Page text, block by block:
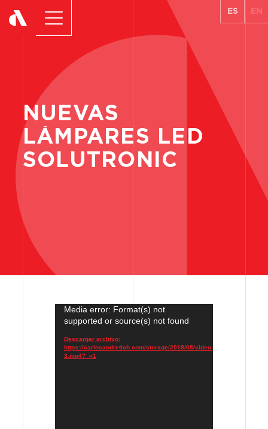
ES EN
NUEVAS
LÁMPARES
LED
SOLUTRONIC
Reproductor
de
vídeo
Media error: Format(s) not
supported or source(s) not found
Descargar archivo:
https://carlosandretich.com/storage/2018/08/video-
3.mp4?_=1